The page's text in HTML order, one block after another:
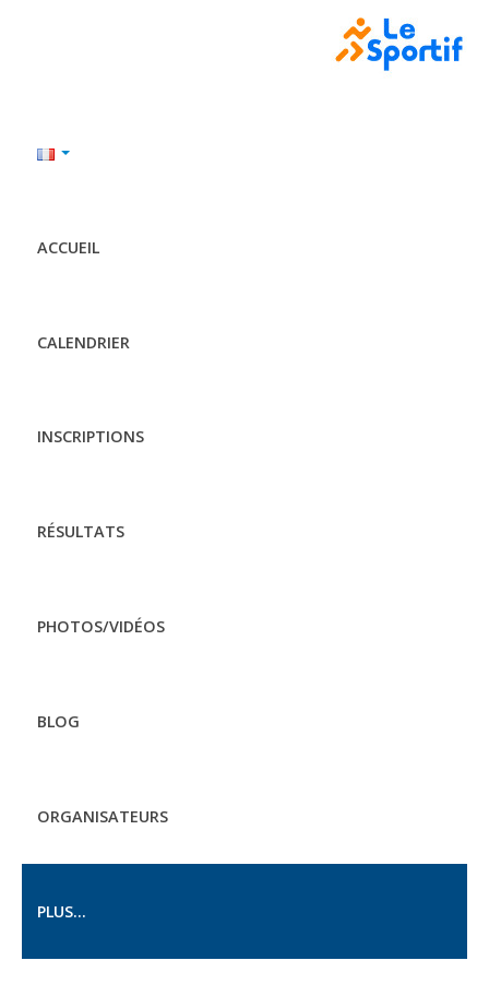
ACCUEIL
CALENDRIER
INSCRIPTIONS
RÉSULTATS
PHOTOS/VIDÉOS
BLOG
ORGANISATEURS
PLUS...